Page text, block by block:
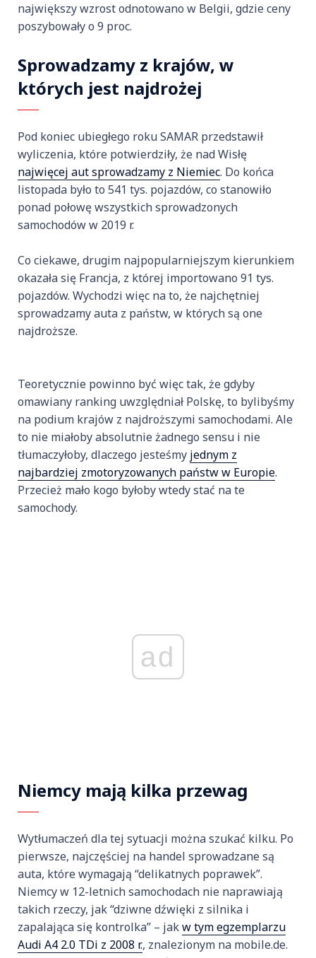
największy wzrost odnotowano w Belgii, gdzie ceny
poszybowały o 9 proc.
Sprowadzamy z krajów, w
których jest najdrożej
Pod koniec ubiegłego roku SAMAR przedstawił
wyliczenia, które potwierdziły, że nad Wisłę
najwięcej aut sprowadzamy z Niemiec. Do końca
listopada było to 541 tys. pojazdów, co stanowiło
ponad połowę wszystkich sprowadzonych
samochodów w 2019 r.
Co ciekawe, drugim najpopularniejszym kierunkiem
okazała się Francja, z której importowano 91 tys.
pojazdów. Wychodzi więc na to, że najchętniej
sprowadzamy auta z państw, w których są one
najdroższe.
Teoretycznie powinno być więc tak, że gdyby
omawiany ranking uwzględniał Polskę, to bylibyśmy
na podium krajów z najdroższymi samochodami. Ale
to nie miałoby absolutnie żadnego sensu i nie
tłumaczyłoby, dlaczego jesteśmy jednym z
najbardziej zmotoryzowanych państw w Europie.
Przecież mało kogo byłoby wtedy stać na te
samochody.
ad
Niemcy mają kilka przewag
Wytłumaczeń dla tej sytuacji można szukać kilku. Po
pierwsze, najczęściej na handel sprowadzane są
auta, które wymagają “delikatnych poprawek”.
Niemcy w 12-letnich samochodach nie naprawiają
takich rzeczy, jak “dziwne dźwięki z silnika i
zapalająca się kontrolka” – jakw tym egzemplarzu
Audi A4 2.0 TDi z 2008 r., znalezionym na mobile.de.